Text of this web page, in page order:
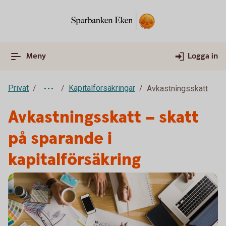
Meny Logga in
Privat Kapitalförsäkringar Avkastningsskatt
Avkastningsskatt – skatt
på sparande i
kapitalförsäkring